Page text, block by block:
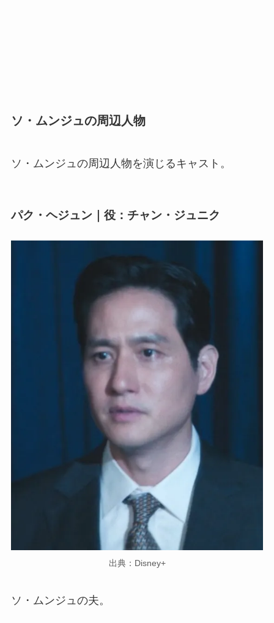
ソ・ムンジュの周辺人物
ソ・ムンジュの周辺人物を演じるキャスト。
パク・ヘジュン｜役：チャン・ジュニク
出典：Disney+
ソ・ムンジュの夫。